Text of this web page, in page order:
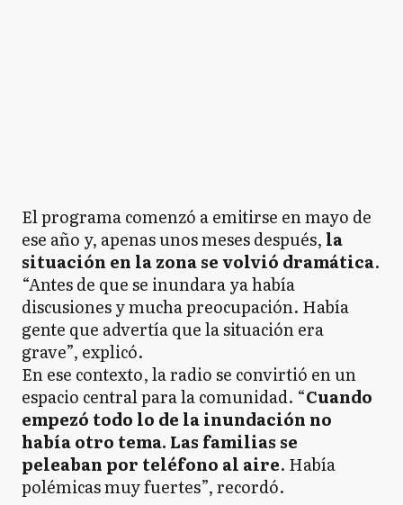
El programa comenzó a emitirse en mayo de
ese año y, apenas unos meses después, la
situación en la zona se volvió dramática.
“Antes de que se inundara ya había
discusiones y mucha preocupación. Había
gente que advertía que la situación era
grave”, explicó.
En ese contexto, la radio se convirtió en un
espacio central para la comunidad. “Cuando
empezó todo lo de la inundación no
había otro tema. Las familias se
peleaban por teléfono al aire. Había
polémicas muy fuertes”, recordó.